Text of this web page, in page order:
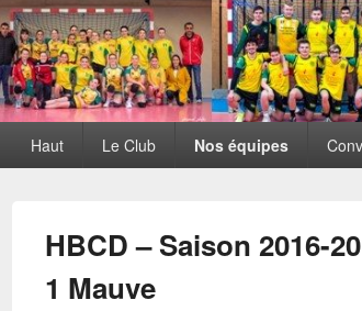
Haut Le Club Nos équipes
HBCD – Saison 2016-
1 Mauve